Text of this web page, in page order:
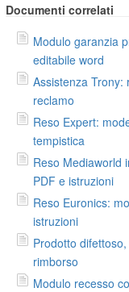
Documenti correlati
Modulo garanzia
editabile word
Assistenza Trony:
reclamo
Reso Expert:
tempistica
Reso Mediaworld
PDF e istruzioni
Reso Euronics:
istruzioni
Prodotto
rimborso
Modulo recesso